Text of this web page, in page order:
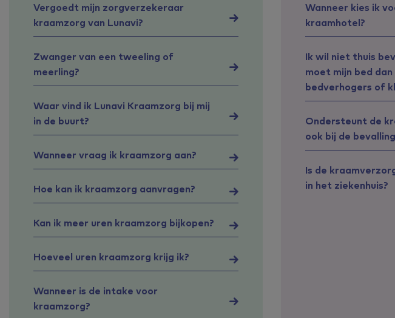
Vergoedt mijn zorgverzekeraar
kraamzorg van Lunavi?
Zwanger van een tweeling of
meerling?
Waar vind ik Lunavi Kraamzorg bij mij
in de buurt?
Wanneer vraag ik kraamzorg aan?
Hoe kan ik kraamzorg aanvragen?
Kan ik meer uren kraamzorg bijkopen?
Hoeveel uren kraamzorg krijg ik?
Wanneer is de intake voor
kraamzorg?
Wanneer kies ik
kraamhotel?
Ik wil niet thuis
moet mijn bed
bedverhogers of
Ondersteunt de
ook bij de
Is de
in het ziekenhuis?